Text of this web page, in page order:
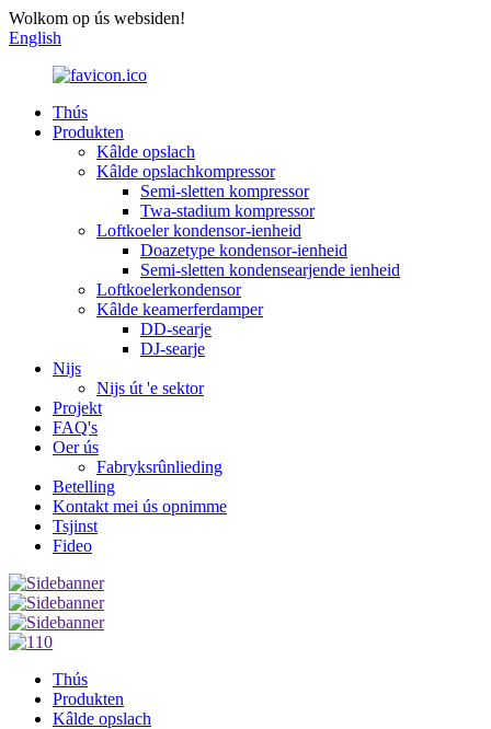
Wolkom op ús websiden!
English
Thús
Produkten
Kâlde opslach
Kâlde opslachkompressor
Semi-sletten kompressor
Twa-stadium kompressor
Loftkoeler kondensor-ienheid
Doazetype kondensor-ienheid
Semi-sletten kondensearjende ienheid
Loftkoelerkondensor
Kâlde keamerferdamper
DD-searje
DJ-searje
Nijs
Nijs út 'e sektor
Projekt
FAQ's
Oer ús
Fabryksrûnlieding
Betelling
Kontakt mei ús opnimme
Tsjinst
Fideo
Thús
Produkten
Kâlde opslach